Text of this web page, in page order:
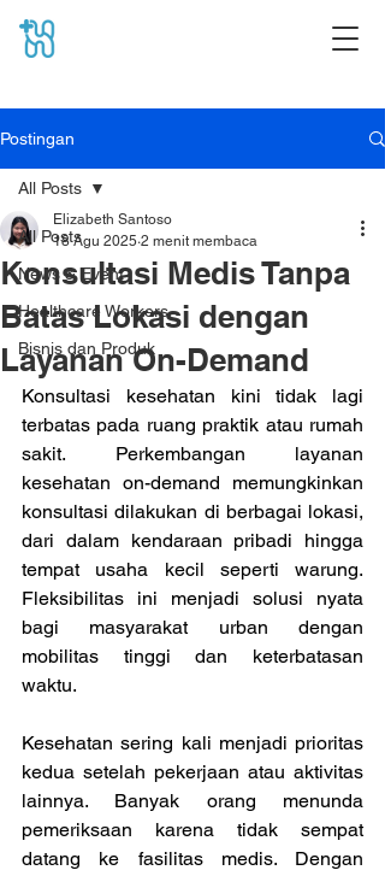
Postingan
All Posts
News & Event
Healthcare Workers
Bisnis dan Produk
All Posts
Konsultasi Medis Tanpa
Batas Lokasi dengan
Layanan On-Demand
Elizabeth Santoso
18 Agu 2025 2 menit membaca
Konsultasi kesehatan kini tidak lagi
terbatas pada ruang praktik atau rumah
sakit. Perkembangan layanan
kesehatan on-demand memungkinkan
konsultasi dilakukan di berbagai lokasi,
dari dalam kendaraan pribadi hingga
tempat usaha kecil seperti warung.
Fleksibilitas ini menjadi solusi nyata
bagi masyarakat urban dengan
mobilitas tinggi dan keterbatasan
waktu.
Kesehatan sering kali menjadi prioritas
kedua setelah pekerjaan atau aktivitas
lainnya. Banyak orang menunda
pemeriksaan karena tidak sempat
datang ke fasilitas medis. Dengan